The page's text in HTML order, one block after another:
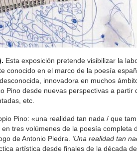
Esta exposición pretende visibilizar la
conocido en el marco de la poesía
innovadora en muchos
desde nuevas perspectivas a partir
etc.
Pino: «una realidad tan nada / que
tres volúmenes de la poesía completa
de Antonio Piedra. ‘Una realidad tan
artística desde finales de la década